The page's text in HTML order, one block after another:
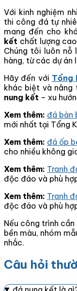
Với kinh nghiệm
thi công đá tự
mang đến cho
kết chất lượng
Chúng tôi luôn nỗ
hàng, từ các dự án
Hãy đến với Tổng
khác biệt và nâng
nung kết – xu
Xem thêm: đá bàn
mới nhất tại Tổng
Xem thêm: đá ốp
cho nhiều không
Xem thêm: Tranh
độc đáo và phù
Xem thêm: Tranh
độc đáo và phù
Nếu công trình
bền màu, nhóm
nhắc.
Câu hỏi